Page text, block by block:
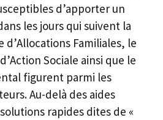
d’apporter un
les jours qui suivent la
d’Allocations Familiales, le
Sociale ainsi que le
figurent parmi les
Au-delà des aides
rapides dites de «